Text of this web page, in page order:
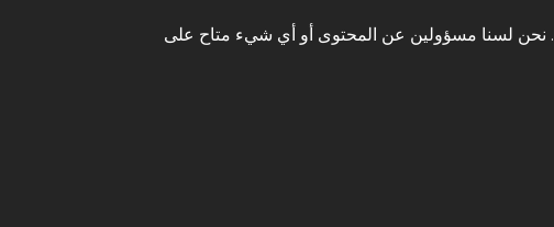
قد يحتوي الموقع على روابط لمواقع طرف ثالث أو موارد ليست مملوكة أو مسيطر عليها من قبل Bet Arab. نحن لسنا مسؤولين عن المحتوى أو أي شيء متاح على